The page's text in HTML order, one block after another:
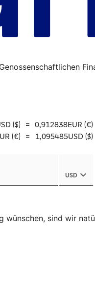
wünschen, sind wir